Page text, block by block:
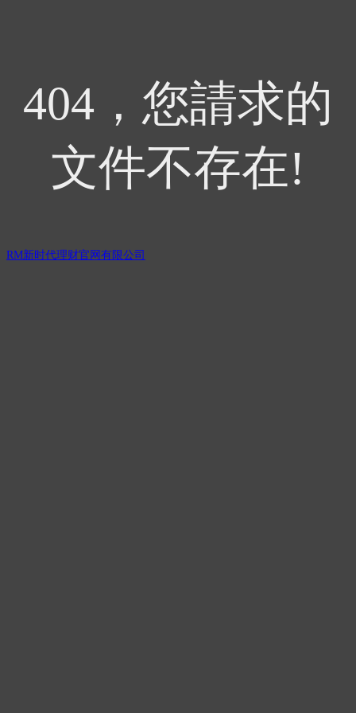
404，您請求的
文件不存在!
RM新时代理财官网有限公司